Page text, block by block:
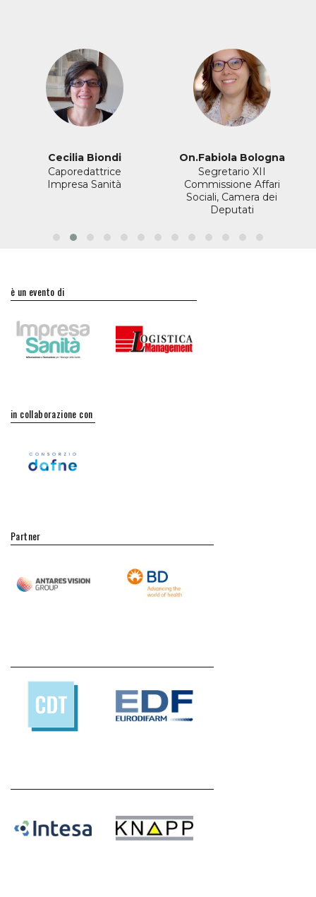
Cecilia Biondi
Caporedattrice
Impresa Sanità
On.Fabiola Bologna
Segretario XII
Commissione Affari
Sociali, Camera dei
Deputati
è un evento di
in collaborazione con
Partner